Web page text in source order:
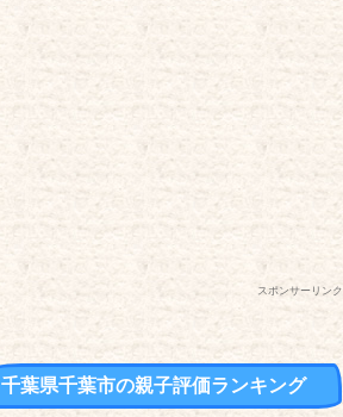
スポンサーリンク
千葉県千葉市の親子評価ランキング